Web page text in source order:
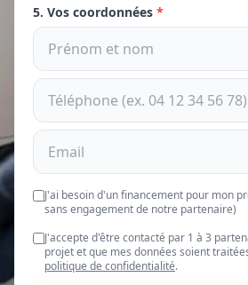
5. Vos coordonnées *
J'ai besoin d'un financement pour mon
sans engagement de notre partenaire)
J'accepte d'être contacté par 1 à 3
projet et que mes données soient
politique de confidentialité.